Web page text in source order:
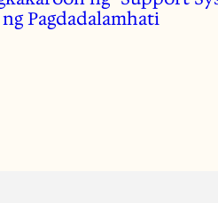
ng Pagdadalamhati